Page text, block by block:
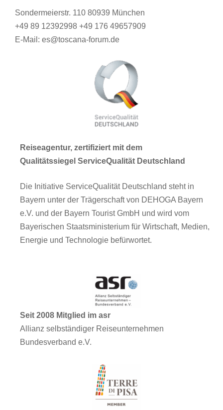
Sondermeierstr. 110 80939 München
+49 89 12392998 +49 176 49657909
E-Mail: es@toscana-forum.de
Reiseagentur, zertifiziert mit dem
Qualitätssiegel ServiceQualität Deutschland
Die Initiative ServiceQualität Deutschland steht in
Bayern unter der Trägerschaft von DEHOGA Bayern
e.V. und der Bayern Tourist GmbH und wird vom
Bayerischen Staatsministerium für Wirtschaft, Medien,
Energie und Technologie befürwortet.
Seit 2008 Mitglied im asr
Allianz selbständiger Reiseunternehmen
Bundesverband e.V.